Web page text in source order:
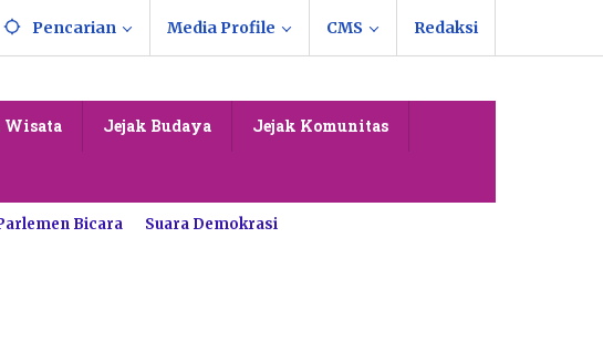
Pencarian Media Profile CMS Redaksi
Wisata Jejak Budaya Jejak Komunitas
Bicara Suara Demokrasi